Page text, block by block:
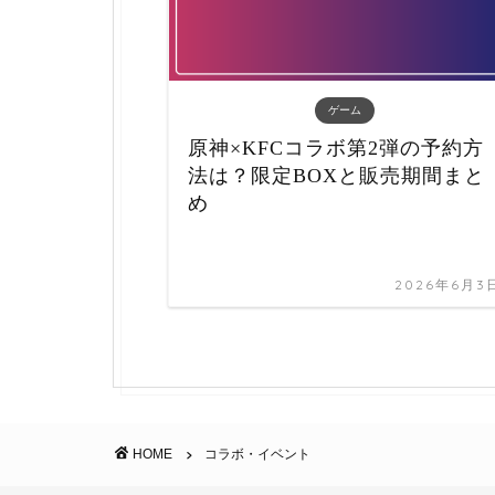
ゲーム
原神×KFCコラボ第2弾の予約方
法は？限定BOXと販売期間まと
め
2026年6月3
HOME コラボ・イベント